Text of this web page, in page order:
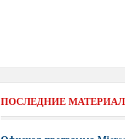
ПОСЛЕДНИЕ